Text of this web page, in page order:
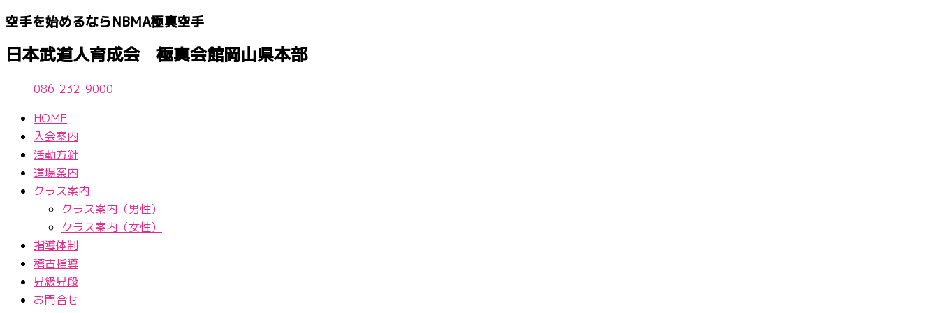
容
を
ス
空手を始めるならNBМA極真空手
日本武道人育成会 極真会館岡山県本部
086-232-9000
HOME
入会案内
活動方針
道場案内
クラス案内
クラス案内（男性）
クラス案内（女性）
指導体制
稽古指導
昇級昇段
お問合せ